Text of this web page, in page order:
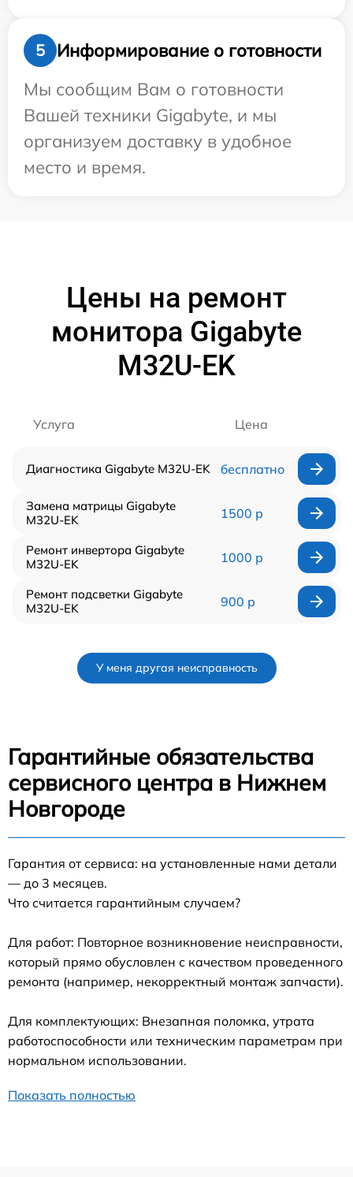
5
Информирование о готовности
Мы сообщим Вам о готовности
Вашей техники Gigabyte, и мы
организуем доставку в удобное
место и время.
Цены на ремонт
монитора Gigabyte
M32U-EK
Услуга Цена
Диагностика Gigabyte M32U-EK бесплатно
Замена матрицы Gigabyte
M32U-EK
1500 р
Ремонт инвертора Gigabyte
M32U-EK
1000 р
Ремонт подсветки Gigabyte
M32U-EK
900 р
У меня другая неисправность
Гарантийные обязательства
сервисного центра в Нижнем
Новгороде
Гарантия от сервиса: на установленные нами детали
— до 3 месяцев.
Что считается гарантийным случаем?
Для работ: Повторное возникновение неисправности,
который прямо обусловлен с качеством проведенного
ремонта (например, некорректный монтаж запчасти).
Для комплектующих: Внезапная поломка, утрата
работоспособности или техническим параметрам при
нормальном использовании.
Показать полностью